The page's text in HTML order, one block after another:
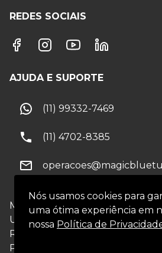
REDES SOCIAIS
AJUDA E SUPORTE
(11) 99332-7469
(11) 4702-8385
Magic Blue Viagens e Turismo
Unipessoal Ltda- CNPJ
Rodovia Raposo Tavares, KM
Paulo/Cotia - CEP 06709-015
Nós usamos cookies para
uma ótima experiência em
nossa Política de